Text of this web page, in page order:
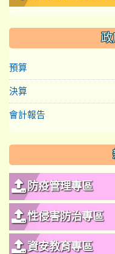
政
預算
決算
會計報告
防疫管理專區
性侵害防治專區
資安教育專區